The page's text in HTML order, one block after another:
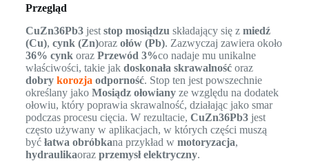
Przegląd
CuZn36Pb3jest stop mosiądzu składający się z miedź
(Cu), cynk (Zn)oraz ołów (Pb). Zazwyczaj zawiera około
36% cynkoraz Przewód 3%co nadaje mu unikalne
właściwości, takie jak doskonała skrawalnośćoraz
dobry korozja odporność. Stop ten jest powszechnie
określany jako Mosiądz ołowianyze względu na dodatek
ołowiu, który poprawia skrawalność, działając jako smar
podczas procesu cięcia. W rezultacie, CuZn36Pb3jest
często używany w aplikacjach, w których części muszą
być łatwa obróbkana przykład w motoryzacja,
hydraulikaoraz przemysł elektryczny.